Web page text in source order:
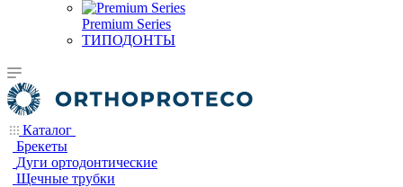
Premium Series
ТИПОДОНТЫ
Каталог
Брекеты
Дуги ортодонтические
Щечные трубки